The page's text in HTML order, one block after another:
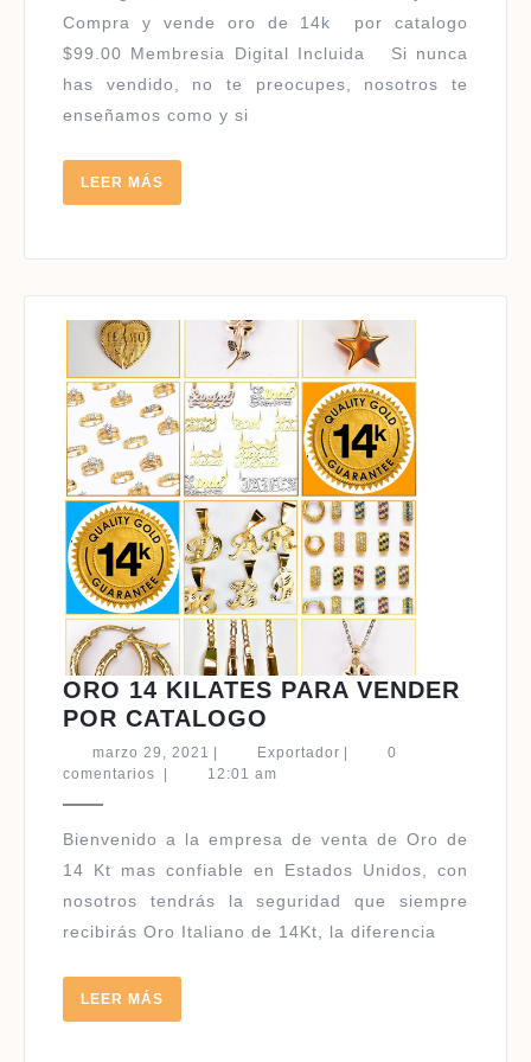
Compra y vende oro de 14k por catalogo
$99.00 Membresia Digital Incluida Si nunca
has vendido, no te preocupes, nosotros te
enseñamos como y si
LEER MÁS
MÁS
ORO 14 KILATES PARA VENDER
POR CATALOGO
14
KILATES
VENDER
POR
marzo 29, 2021 marzo
29,
ExportadorExportador
0
comentarios
12:01 am
Bienvenido a la empresa de venta de Oro de
14 Kt mas confiable en Estados Unidos, con
nosotros tendrás la seguridad que siempre
recibirás Oro Italiano de 14Kt, la diferencia
LEER MÁS
MÁS